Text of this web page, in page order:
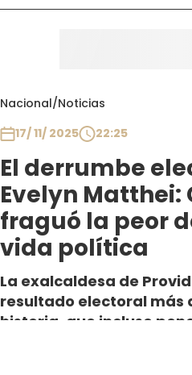
Nacional/Noticias
17/ 11/ 2025
22:25
El derrumbe
Evelyn Matthei:
fraguó la peor
vida política
La exalcaldesa de
resultado electoral más
historia, que incluso